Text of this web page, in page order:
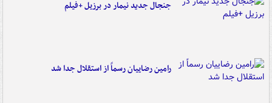
جنجال جدید نیمار در برزیل +فیلم
رامین رضاییان رسماً از استقلال جدا شد